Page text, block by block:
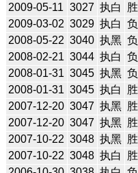
2009-05-11 3027 执白 胜
2009-03-02 3029 执白 负
2008-05-22 3040 执黑 负
2008-02-21 3044 执白 负
2008-01-31 3045 执黑 负
2008-01-31 3045 执白 胜
2007-12-20 3047 执黑 胜
2007-12-20 3047 执黑 胜
2007-10-22 3048 执黑 胜
2007-10-22 3048 执白 胜